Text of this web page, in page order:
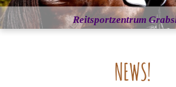
Reitsportzentrum
NEWS!